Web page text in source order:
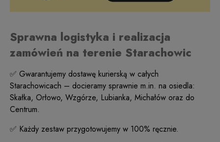
Sprawna logistyka i realizacja
zamówień na terenie Starachowic
✅ Gwarantujemy dostawę kurierską w całych
Starachowicach – docieramy sprawnie m.in. na osiedla:
Skałka, Orłowo, Wzgórze, Lubianka, Michałów oraz do
Centrum.
✅ Każdy zestaw przygotowujemy w 100% ręcznie.